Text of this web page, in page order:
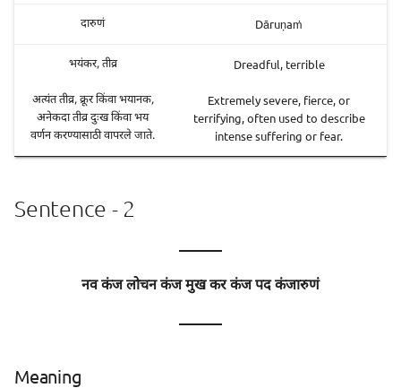
दारुणं Dāruṇaṁ
भयंकर, तीव्र
अत्यंत तीव्र, क्रूर किंवा भयानक,
अनेकदा तीव्र दुःख किंवा भय
वर्णन करण्यासाठी वापरले जाते.
Dreadful, terrible
Extremely severe, fierce, or
terrifying, often used to describe
intense suffering or fear.
Sentence - 2
———
नव कंज लोचन कंज मुख कर कंज पद कंजारुणं
———
Meaning